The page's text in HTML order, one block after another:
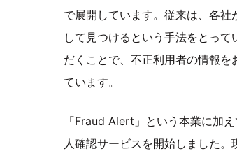
で展開しています。従来は、各
して見つけるという手法をとっ
だくことで、不正利用者の情報
ています。
「Fraud Alert」という本業に加
人確認サービスを開始しました。